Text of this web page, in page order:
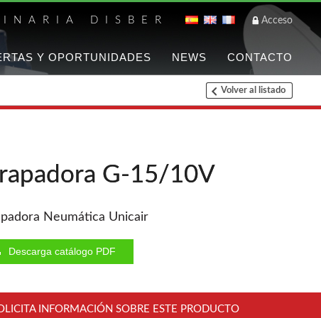
DISBER Acceso
Y OPORTUNIDADES NEWS CONTACTO
Listado de
Accesorios
Herramientas varias
Chapadoras de cantos
Volver al listado
G-15/10V
Neumática Unicair
Descarga catálogo PDF
INFORMACIÓN SOBRE ESTE PRODUCTO